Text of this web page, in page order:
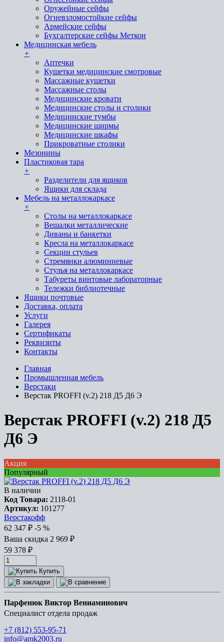
Оружейные сейфы
Огневзломостойкие сейфы
Армейские сейфы
Бухгалтерские сейфы Меткон
Медицинская мебель
+
Аптечки
Кушетки медицинские смотровые
Массажные кушетки
Массажные столы
Медицинские кровати
Медицинские столы и столики
Медицинские тумбы
Медицинские ширмы
Медицинские шкафы
Прикроватные столики
Мезонины
Пластиковая тара
+
Разделители для ящиков
Ящики для склада
Мебель на металлокаркасе
+
Cтолы на металлокаркасе
Вешалки металлические
Диваны и банкетки
Кресла на металлокаркасе
Секции стульев
Стремянки алюминиевые
Стулья на металлокаркасе
Табуреты винтовые лабораторные
Тележки библиотечные
Ящики почтовые
Доставка, оплата
Услуги
Галерея
Сертификаты
Реквизиты
Контакты
Главная
Промышленная мебель
Верстаки
Верстак PROFFI (v.2) 218 Д5 Д6 Э
Верстак PROFFI (v.2) 218 Д5
Д6 Э
Акция
Популярный
В наличии
Код Товара: 2118-01
Артикул: 101277
Верстакофф
62 347 ₽ -5 %
Ваша cкидка 2 969 ₽
59 378 ₽
Купить
Парфенюк Виктор Вениаминович
Специалист отдела продаж
+7 (812) 553-95-71
info@amk2003.ru